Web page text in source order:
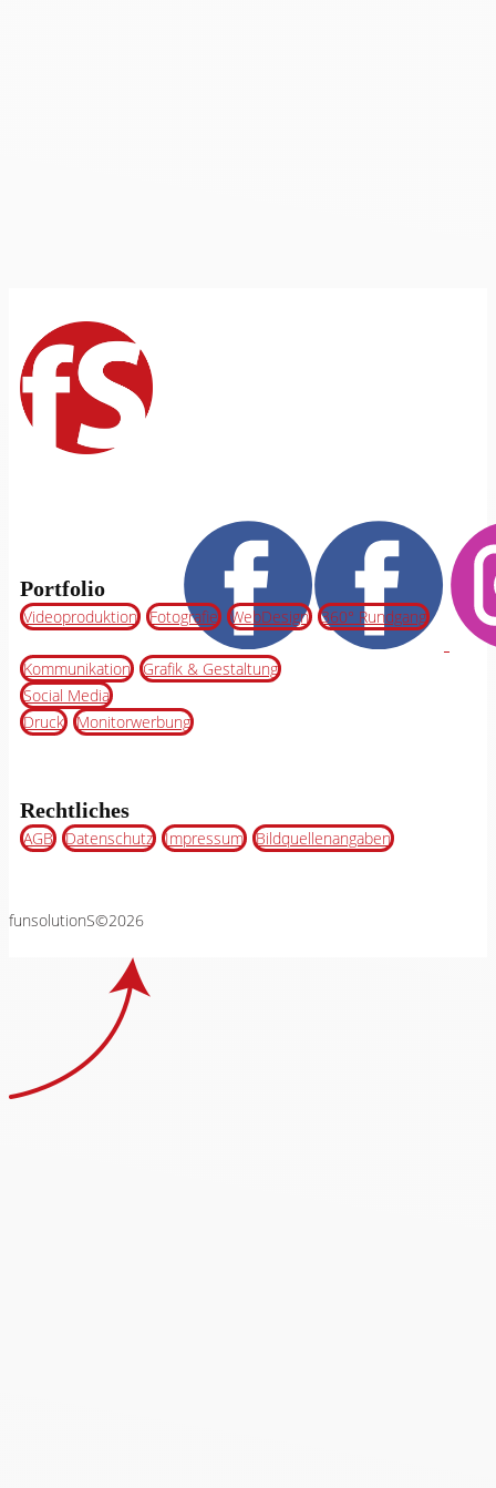
Portfolio
Videoproduktion Fotografie WebDesign 360° Rundgang
Kommunikation Grafik & Gestaltung
Social Media
Druck Monitorwerbung
Rechtliches
AGB Datenschutz Impressum Bildquellenangaben
funsolutionS©2026